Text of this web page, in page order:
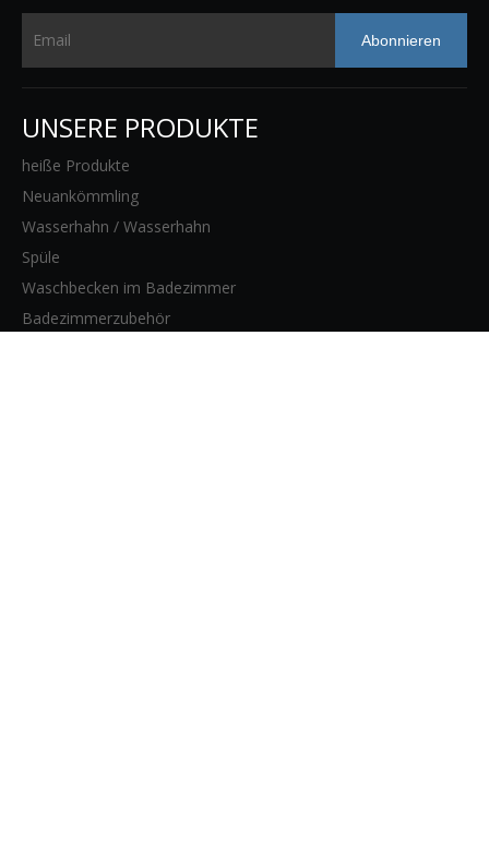
Abonnieren
UNSERE PRODUKTE
heiße Produkte
Neuankömmling
Wasserhahn / Wasserhahn
Spüle
Waschbecken im Badezimmer
Badezimmerzubehör